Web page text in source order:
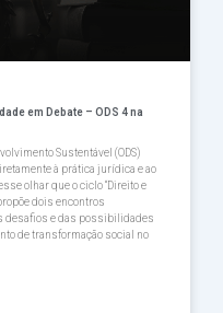
em Debate – ODS 4 na
Sustentável (ODS)
à prática jurídica e ao
olhar que o ciclo “Direito e
dois encontros
desafios e das possibilidades
de transformação social no